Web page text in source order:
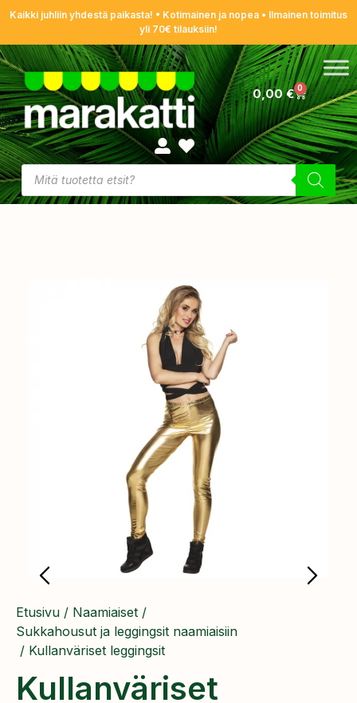
Kaikki juhliin yhdestä paikasta! • Kotimainen ja nopea • Ilmainen toimitus
yli 70€ tilauksiin!
0,00€ 0
Etusivu / Naamiaiset /
Sukkahousut ja leggingsit naamiaisiin
/ Kullanväriset leggingsit
Kullanväriset